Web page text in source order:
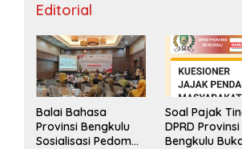
Editorial
Balai Bahasa
Provinsi Bengkulu
Sosialisasi Pedoman
Soal Pajak
DPRD Provinsi
Bengkulu